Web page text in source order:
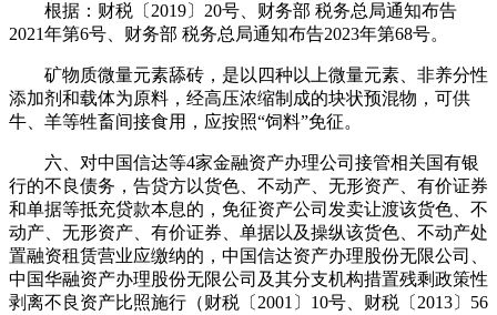
根据：财税〔2019〕20号、财务部 税务总局通知布告
2021年第6号、财务部 税务总局通知布告2023年第68号。
矿物质微量元素舔砖，是以四种以上微量元素、非养分性
添加剂和载体为原料，经高压浓缩制成的块状预混物，可供
牛、羊等牲畜间接食用，应按照“饲料”免征。
六、对中国信达等4家金融资产办理公司接管相关国有银
行的不良债务，告贷方以货色、不动产、无形资产、有价证券
和单据等抵充贷款本息的，免征资产公司发卖让渡该货色、不
动产、无形资产、有价证券、单据以及操纵该货色、不动产处
置融资租赁营业应缴纳的，中国信达资产办理股份无限公司、
中国华融资产办理股份无限公司及其分支机构措置残剩政策性
剥离不良资产比照施行（财税〔2001〕10号、财税〔2013〕56